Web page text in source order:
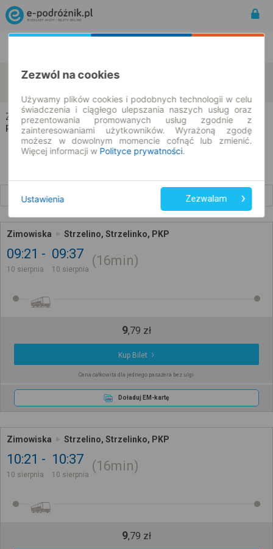
Zimowiska
Strzelino
Zimowiska → Strzelino
Rozkład jazdy i bilety
Zimowiska Strzelino, Strzelinko, PKP
09:21
10 sierpnia
09:37
10 sierpnia
16min
9,79 zł
Kup Bilet
Cena całkowita dla jednego pasażera bez ulgi
Doładuj EM-kartę
Zimowiska Strzelino, Strzelinko, PKP
10:21
10 sierpnia
10:37
10 sierpnia
16min
9,79 zł
Zezwól na cookies
Używamy plików cookies i podobnych technologii w celu
świadczenia i ciągłego ulepszania naszych usług oraz
prezentowania promowanych usług zgodnie z
zainteresowaniami użytkowników. Wyrażoną zgodę
możesz w dowolnym momencie cofnąć lub zmienić.
Więcej informacji w Polityce prywatności.
Ustawienia Zezwalam